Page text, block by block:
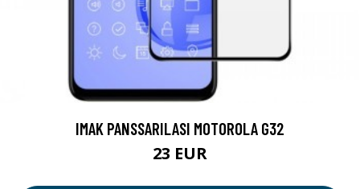
IMAK PANSSARILASI MOTOROLA G32
23 EUR